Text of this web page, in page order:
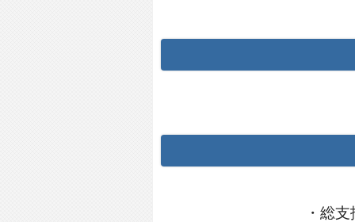
神奈川県
2021年02月08日：愛知県名
静岡県浜
大阪府豊
茨木県茨
・総